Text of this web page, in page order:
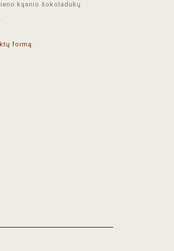
kąsnio šokoladukų
formą.